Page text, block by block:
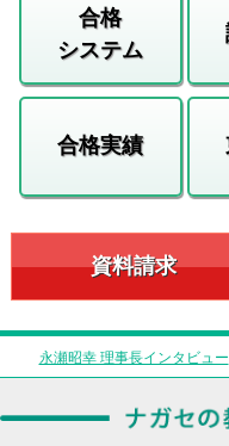
合格
システム
合格実績
資料請求
永瀬昭幸 理事長インタビュー